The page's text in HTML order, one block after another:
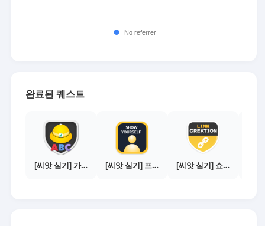
완료된 퀘스트
[씨앗 심기] 가이드보기 - 매체별 활동 가이드 [씨앗 심기] 프로필 사진 등록하기 [씨앗 심기] 쇼핑몰 링크 발급하기 - 제휴몰 10곳